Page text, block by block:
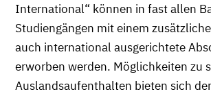
International“ können in fast allen
Studiengängen mit einem
auch international ausgerichtete
erworben werden. Möglichkeiten zu
Auslandsaufenthalten bieten sich